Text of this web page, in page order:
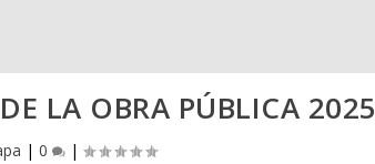
LA OBRA PÚBLICA 2025
| 0 |